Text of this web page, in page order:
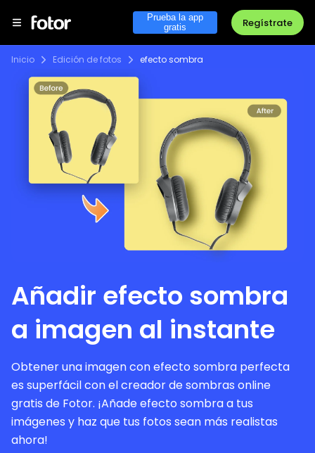
Prueba la app
gratis
Regístrate
Inicio Edición de fotos efecto sombra
Añadir efecto sombra
a imagen al instante
Obtener una imagen con efecto sombra perfecta
es superfácil con el creador de sombras online
gratis de Fotor. ¡Añade efecto sombra a tus
imágenes y haz que tus fotos sean más realistas
ahora!